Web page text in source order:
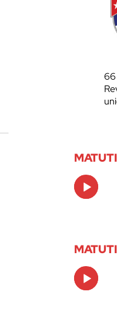
66
Audio
Player
Audio
Player